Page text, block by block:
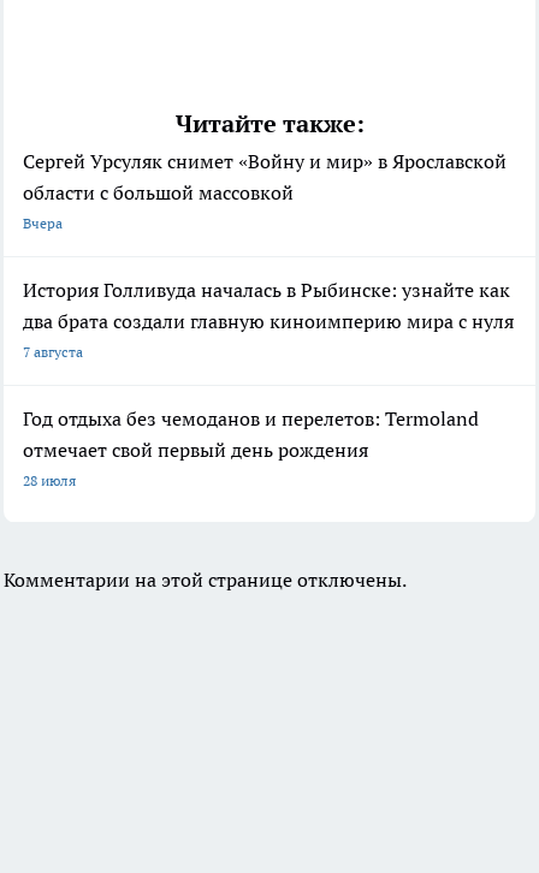
Читайте также:
Сергей Урсуляк снимет «Войну и мир» в Ярославской
области с большой массовкой
Вчера
История Голливуда началась в Рыбинске: узнайте как
два брата создали главную киноимперию мира с нуля
7 августа
Год отдыха без чемоданов и перелетов: Termoland
отмечает свой первый день рождения
28 июля
Комментарии на этой странице отключены.